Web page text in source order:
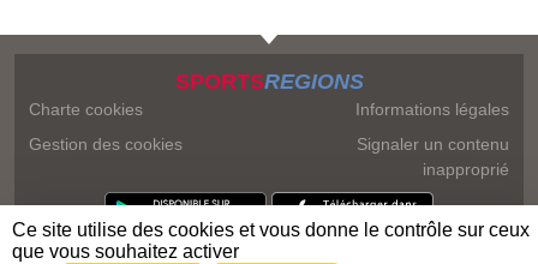
SPORTSREGIONS
Charte cookies
Gestion des cookies
Informations légales
Signaler un contenu
inapproprié
Ce site utilise des cookies et vous donne le contrôle sur ceux
que vous souhaitez activer